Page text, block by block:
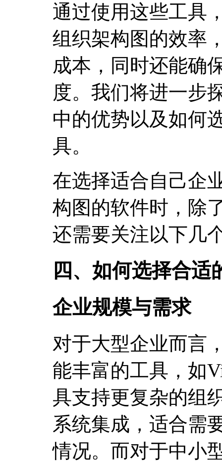
通过使用这些工具
组织架构图的效率
成本，同时还能确
度。我们将进一步
中的优势以及如何
具。
在选择适合自己企
构图的软件时，除
还需要关注以下几
四、如何选择合适
企业规模与需求
对于大型企业而言
能丰富的工具，如
具支持更复杂的组
系统集成，适合需
情况。而对于中小